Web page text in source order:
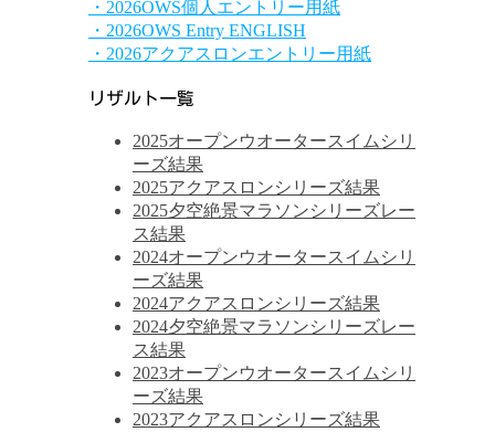
・2026OWS個人エントリー用紙
・2026OWS Entry ENGLISH
・2026アクアスロンエントリー用紙
リザルト一覧
2025オープンウオータースイムシリ
ーズ結果
2025アクアスロンシリーズ結果
2025夕空絶景マラソンシリーズレー
ス結果
2024オープンウオータースイムシリ
ーズ結果
2024アクアスロンシリーズ結果
2024夕空絶景マラソンシリーズレー
ス結果
2023オープンウオータースイムシリ
ーズ結果
2023アクアスロンシリーズ結果